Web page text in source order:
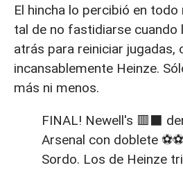
El hincha lo percibió en
tal de no fastidiarse cuando
atrás para reiniciar jugadas,
incansablemente Heinze.
más ni menos.
FINAL! Newell's 🟥⬛
Arsenal con doblete
Sordo. Los de Heinze